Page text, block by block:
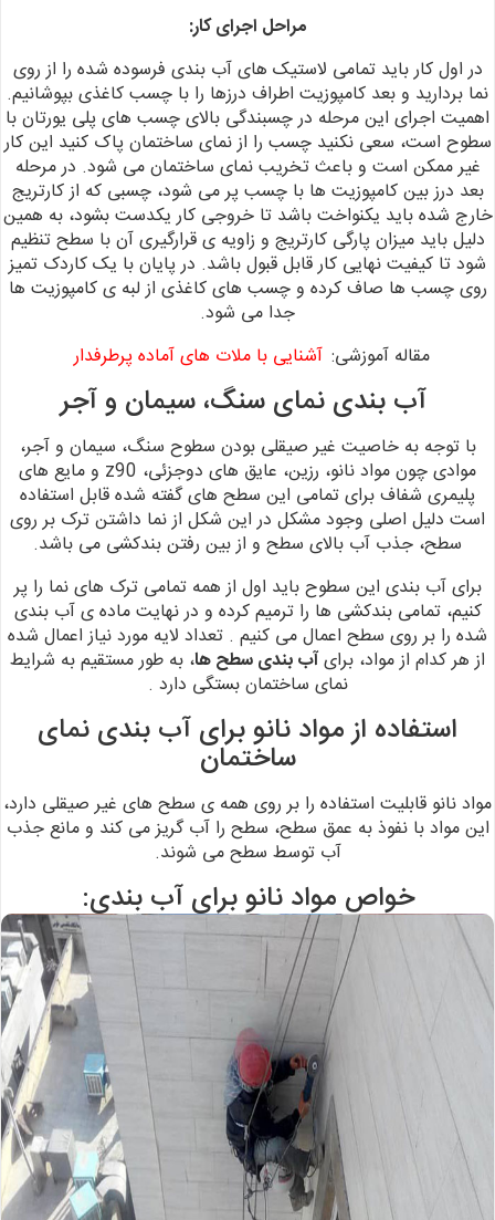
مراحل اجرای کار:
در اول کار باید تمامی لاستیک های آب بندی فرسوده شده را از روی
نما بردارید و بعد کامپوزیت اطراف درزها را با چسب کاغذی بپوشانیم.
اهمیت اجرای این مرحله در چسبندگی بالای چسب های پلی یورتان با
سطوح است، سعی نکنید چسب را از نمای ساختمان پاک کنید این کار
غیر ممکن است و باعث تخریب نمای ساختمان می شود. در مرحله
بعد درز بین کامپوزیت ها با چسب پر می شود، چسبی که از کارتریج
خارج شده باید یکنواخت باشد تا خروجی کار یکدست بشود، به همین
دلیل بایدمیزان پارگی کارتریج و زاویه ی قرارگیری آن با سطح تنظیم
شود تا کیفیت نهایی کارقابل قبول باشد. در پایان با یک کاردک تمیز
روی چسب ها صاف کرده و چسب های کاغذی ازلبه ی کامپوزیت ها
جدا می شود.
مقاله آموزشی: آشنایی با ملات های آماده پرطرفدار
آب بندی نمای سنگ، سیمان و آجر
با توجه به خاصیت غیر صیقلی بودن سطوح سنگ، سیمان و آجر،
موادی چون
مواد نانو، رزین، عایق های دوجزئی، z90 و مایع های
پلیمری شفاف برای تمامی این سطح های گفته شده قابل استفاده
است دلیل اصلی وجود مشکل در این شکل از نما داشتن ترک بر روی
سطح، جذب آب بالای سطح و از بین رفتن بندکشی می باشد.
برای آب بندی این سطوح باید اول از همه تمامی ترک های نما را پر
کنیم،تمامی بندکشی ها را ترمیم کرده و در نهایت ماده ی آب بندی
شده را بر روی سطح اعمالمی کنیم . تعداد لایه مورد نیاز اعمال شده
از هر کدام از مواد، برایآببندی سطح ها، به طور مستقیم به شرایط
نمای ساختمان بستگی دارد .
استفاده از مواد نانو برای آب بندی نمای
ساختمان
موادنانو قابلیت استفاده را بر روی همه ی سطح های غیر صیقلی دارد،
این مواد با نفوذ به عمق سطح، سطح را آب گریز می کند و مانع جذب
آب توسط سطح می شوند.
خواص مواد نانو برای آب بندی: